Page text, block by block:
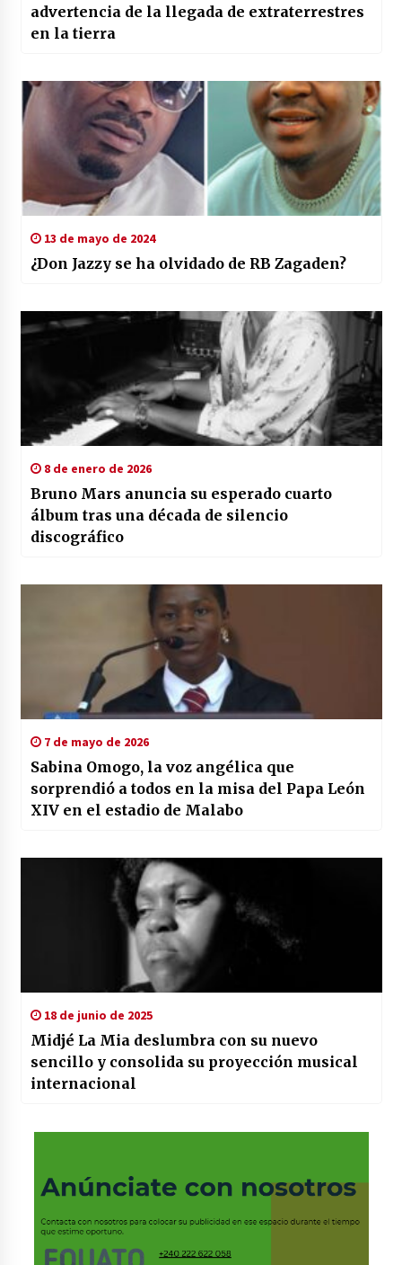
advertencia de la llegada de extraterrestres
en la tierra
13 de mayo de 2024
¿Don Jazzy se ha olvidado de RB Zagaden?
8 de enero de 2026
Bruno Mars anuncia su esperado cuarto
álbum tras una década de silencio
discográfico
7 de mayo de 2026
Sabina Omogo, la voz angélica que
sorprendió a todos en la misa del Papa León
XIV en el estadio de Malabo
18 de junio de 2025
Midjé La Mia deslumbra con su nuevo
sencillo y consolida su proyección musical
internacional